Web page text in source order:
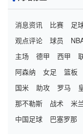
消息资讯 比赛 足
观点评论
球员
主场
德甲 西甲
阿森纳
女足 篮板
国米
助攻 罗马
那不勒斯
战术 米
中国足球
巴塞罗那